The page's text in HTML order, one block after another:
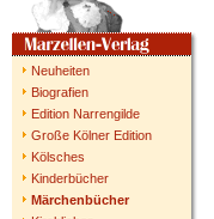
Neuheiten
Biografien
Edition Narrengilde
Große Kölner Edition
Kölsches
Kinderbücher
Märchenbücher